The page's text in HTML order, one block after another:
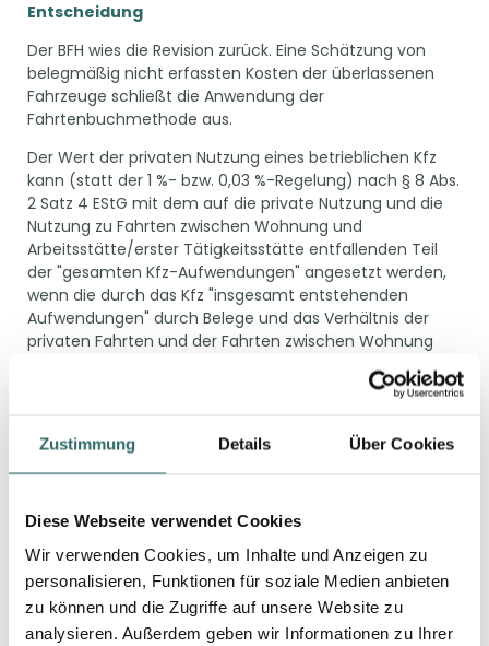
Zustimmung Details Über Cookies
Diese Webseite verwendet Cookies
Wir verwenden Cookies, um Inhalte und Anzeigen zu
personalisieren, Funktionen für soziale Medien anbieten
zu können und die Zugriffe auf unsere Website zu
analysieren. Außerdem geben wir Informationen zu Ihrer
Entscheidung
Der BFH wies die Revision zurück. Eine Schätzung von
belegmäßig nicht erfassten Kosten der überlassenen
Fahrzeuge schließt die Anwendung der
Fahrtenbuchmethode aus.
Der Wert der privaten Nutzung eines betrieblichen Kfz
kann (statt der 1 %- bzw. 0,03 %-Regelung) nach § 8 Abs.
2 Satz 4 EStG mit dem auf die private Nutzung und die
Nutzung zu Fahrten zwischen Wohnung und
Arbeitsstätte/erster Tätigkeitsstätte entfallenden Teil
der "gesamten Kfz-Aufwendungen" angesetzt werden,
wenn die durch das Kfz "insgesamt entstehenden
Aufwendungen" durch Belege und das Verhältnis der
privaten Fahrten und der Fahrten zwischen Wohnung
und Arbeitsstätte bzw. erster Tätigkeitsstätte zu den
übrigen Fahrten durch ein ordnungsgemäßes
Nach dem Gesetzeswortlaut ist somit die
Fahrtenbuchmethode nicht schon dann anzuwenden,
wird, das das Verhältnis der privaten Fahrten (und der
Tätigkeitsstätte) zu den übrigen Fahrten nachweist.
Denn § 8 Abs. 2 Satz 4 EStG setzt zudem voraus, dass
zum einen der Wert der Privatnutzung als Teil der
gesamten Kfz-Aufwendungen angesetzt wird und zum